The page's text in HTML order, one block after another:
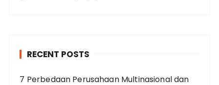
RECENT POSTS
7 Perbedaan Perusahaan Multinasional dan